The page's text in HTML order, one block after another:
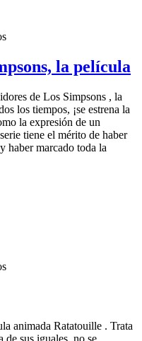
la película
de Los Simpsons , la
los tiempos, ¡se estrena la
la expresión de un
tiene el mérito de haber
haber marcado toda la
animada Ratatouille . Trata